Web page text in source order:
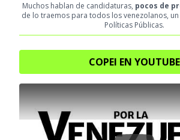
Muchos hablan de candidaturas, pocos de
de lo traemos para todos los venezolanos,
Políticas Públicas.
COPEI EN YOUTUBE